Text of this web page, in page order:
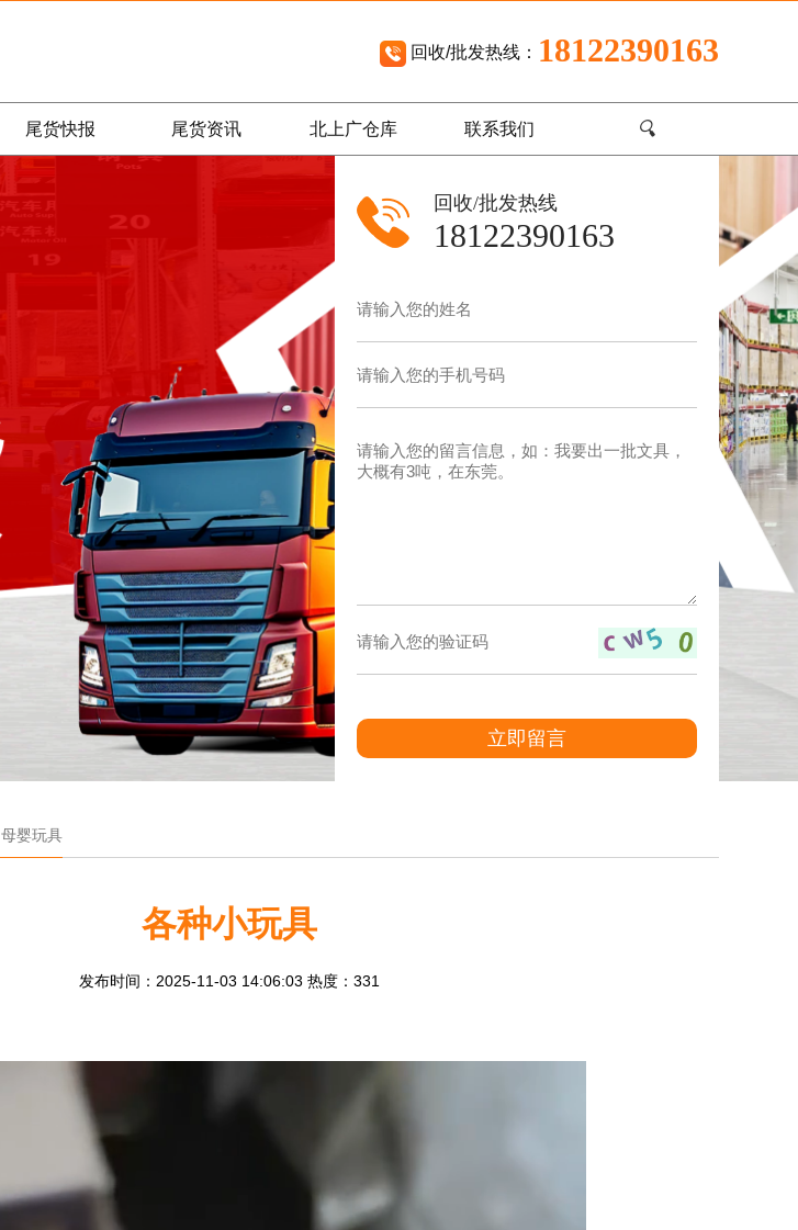
回收/批发热线： 18122390163
尾货快报 尾货资讯 北上广仓库 联系我们 🔍
回收/批发热线
18122390163
立即留言
母婴玩具
各种小玩具
发布时间：2025-11-03 14:06:03 热度：331